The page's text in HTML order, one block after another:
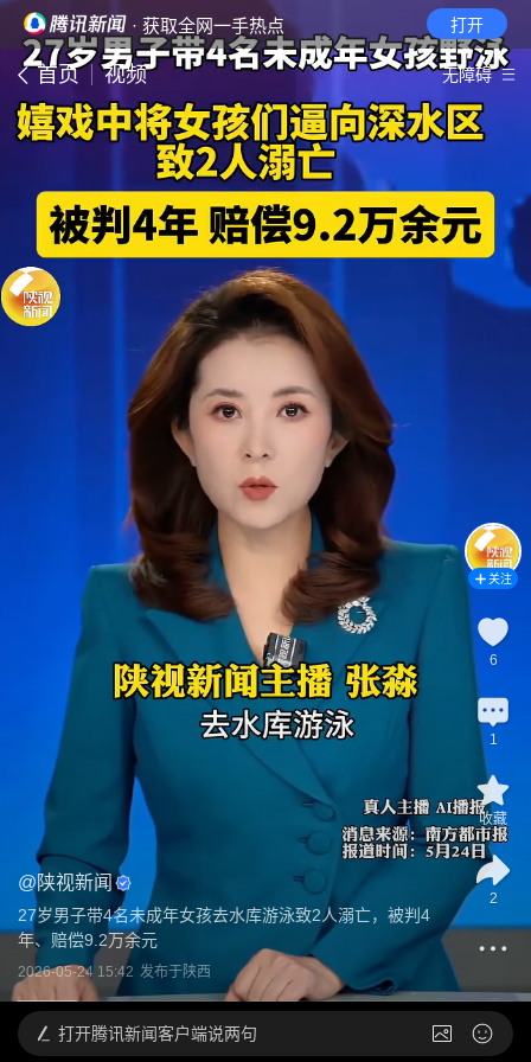
· 获取全网一手热点 打开
首页 视频 无障碍
@陕视新闻
27岁男子带4名未成年女孩去水库游泳致2人溺亡，被判4
年、赔偿9.2万余元
2026-05-24 15:42 发布于陕西
关注
6
1
收藏
2
打开腾讯新闻客户端说两句